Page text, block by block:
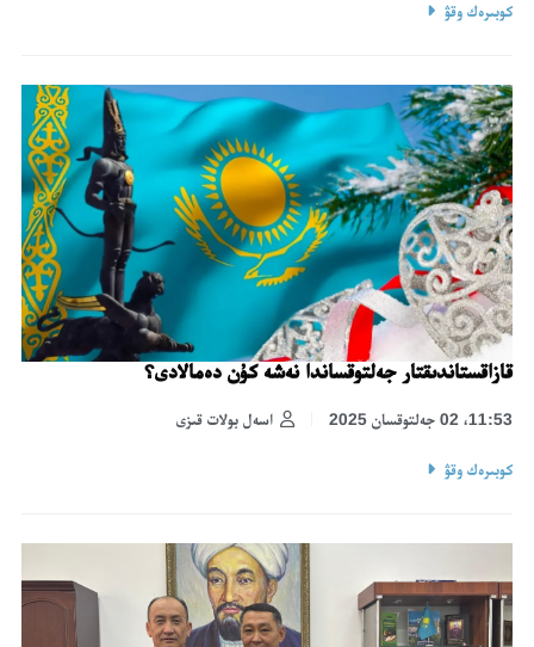
كوبىرەك وقۋ
قازاقستاندىقتار جەلتوقساندا نەشە كۇن دەمالادى؟
اسەل بولات قىزى 11:53، 02 جەلتوقسان 2025
كوبىرەك وقۋ